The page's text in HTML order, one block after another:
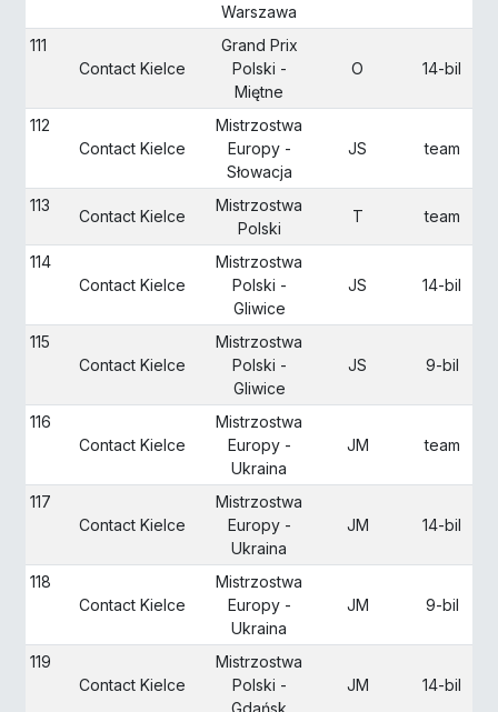
Warszawa
111
Contact Kielce
Grand Prix
Polski -
Miętne
O 14-bil
112
Contact Kielce
Mistrzostwa
Europy -
Słowacja
JS team
113
Contact Kielce
Mistrzostwa
Polski
T team
114
Contact Kielce
Mistrzostwa
Polski -
Gliwice
JS 14-bil
115
Contact Kielce
Mistrzostwa
Polski -
Gliwice
JS 9-bil
116
Contact Kielce
Mistrzostwa
Europy -
Ukraina
JM team
117
Contact Kielce
Mistrzostwa
Europy -
Ukraina
JM 14-bil
118
Contact Kielce
Mistrzostwa
Europy -
Ukraina
JM 9-bil
119
Contact Kielce
Mistrzostwa
Polski -
JM 14-bil